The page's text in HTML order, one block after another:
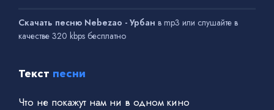
Скачать песню Nebezao - Урбан в mp3 или слушайте в
качестве 320 kbps бесплатно
Текст песни
Что не покажут нам ни в одном кино